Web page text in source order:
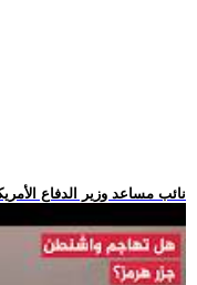
.. نائب مساعد وزير الدفاع